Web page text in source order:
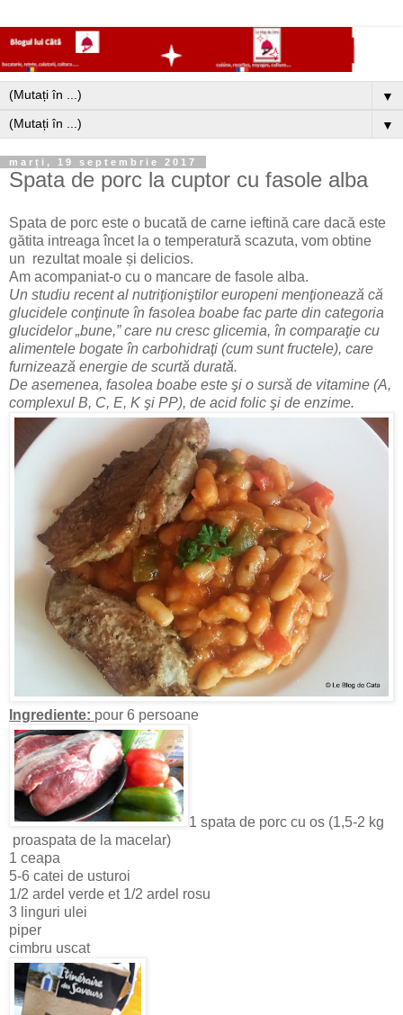
▼
▼
marți, 19 septembrie 2017
Spata de porc la cuptor cu fasole alba
Spata de porc este o bucată de carne ieftină care dacă este
gătita intreaga încet la o temperatură scazuta, vom obtine
un rezultat moale și delicios.
Am acompaniat-o cu o mancare de fasole alba.
Un studiu recent al nutriţioniştilor europeni menţionează că
glucidele conţinute în fasolea boabe fac parte din categoria
glucidelor „bune,” care nu cresc glicemia, în comparaţie cu
alimentele bogate în carbohidraţi (cum sunt fructele), care
furnizează energie de scurtă durată.
De asemenea, fasolea boabe este şi o sursă de vitamine (A,
complexul B, C, E, K şi PP), de acid folic şi de enzime.
Ingrediente: pour 6 persoane
1 spata de porc cu os (1,5-2 kg
proaspata de la macelar)
1 ceapa
5-6 catei de usturoi
1/2 ardel verde et 1/2 ardel rosu
3 linguri ulei
piper
cimbru uscat